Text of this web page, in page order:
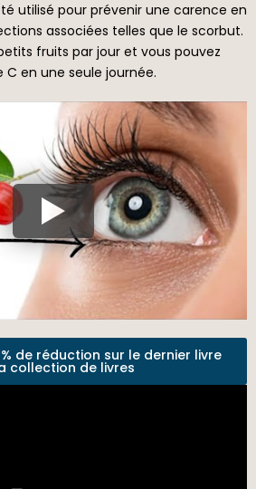
utilisé pour prévenir une carence en
associées telles que le scorbut.
fruits par jour et vous pouvez
en une seule journée.
% de réduction sur le dernier livre
collection de livres